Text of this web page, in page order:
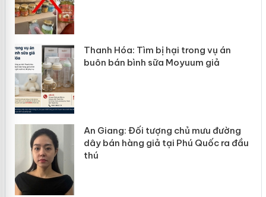
Thanh Hóa: Tìm bị hại trong vụ án
buôn bán bình sữa Moyuum giả
An Giang: Đối tượng chủ mưu đường
dây bán hàng giả tại Phú Quốc ra đầu
thú